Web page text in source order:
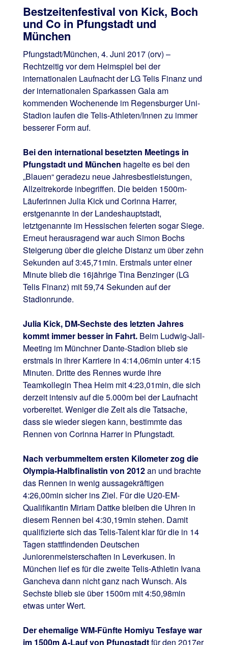
Bestzeitenfestival von Kick, Boch
und Co in Pfungstadt und
München
Pfungstadt/München, 4. Juni 2017 (orv) –
Rechtzeitig vor dem Heimspiel bei der
internationalen Laufnacht der LG Telis Finanz und
der internationalen Sparkassen Gala am
kommenden Wochenende im Regensburger Uni-
Stadion laufen die Telis-Athleten/Innen zu immer
besserer Form auf.
Bei den international besetzten Meetings in
Pfungstadt und München hagelte es bei den
„Blauen“ geradezu neue Jahresbestleistungen,
Allzeitrekorde inbegriffen. Die beiden 1500m-
Läuferinnen Julia Kick und Corinna Harrer,
erstgenannte in der Landeshauptstadt,
letztgenannte im Hessischen feierten sogar Siege.
Erneut herausragend war auch Simon Bochs
Steigerung über die gleiche Distanz um über zehn
Sekunden auf 3:45,71min. Erstmals unter einer
Minute blieb die 16jährige Tina Benzinger (LG
Telis Finanz) mit 59,74 Sekunden auf der
Stadionrunde.
Julia Kick, DM-Sechste des letzten Jahres
kommt immer besser in Fahrt.Beim Ludwig-Jall-
Meeting im Münchner Dante-Stadion blieb sie
erstmals in ihrer Karriere in 4:14,06min unter 4:15
Minuten. Dritte des Rennes wurde ihre
Teamkollegin Thea Heim mit 4:23,01min, die sich
derzeit intensiv auf die 5.000m bei der Laufnacht
vorbereitet. Weniger die Zeit als die Tatsache,
dass sie wieder siegen kann, bestimmte das
Rennen von Corinna Harrer in Pfungstadt.
Nach verbummeltem ersten Kilometer zog die
Olympia-Halbfinalistin von 2012an und brachte
das Rennen in wenig aussagekräftigen
4:26,00min sicher ins Ziel. Für die U20-EM-
Qualifikantin Miriam Dattke bleiben die Uhren in
diesem Rennen bei 4:30,19min stehen. Damit
qualifizierte sich das Telis-Talent klar für die in 14
Tagen stattfindenden Deutschen
Juniorenmeisterschaften in Leverkusen. In
München lief es für die zweite Telis-Athletin Ivana
Gancheva dann nicht ganz nach Wunsch. Als
Sechste blieb sie über 1500m mit 4:50,98min
etwas unter Wert.
Der ehemalige WM-Fünfte Homiyu Tesfaye war
im 1500m A-Lauf von Pfungstadtfür den 2017er